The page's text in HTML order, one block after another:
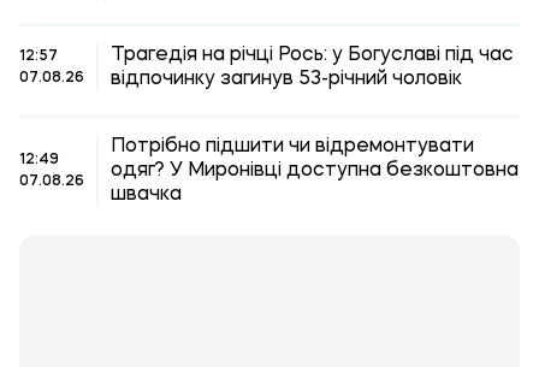
12:57
07.08.26
Трагедія на річці Рось: у Богуславі під час
відпочинку загинув 53-річний чоловік
12:49
07.08.26
Потрібно підшити чи відремонтувати
одяг? У Миронівці доступна безкоштовна
швачка